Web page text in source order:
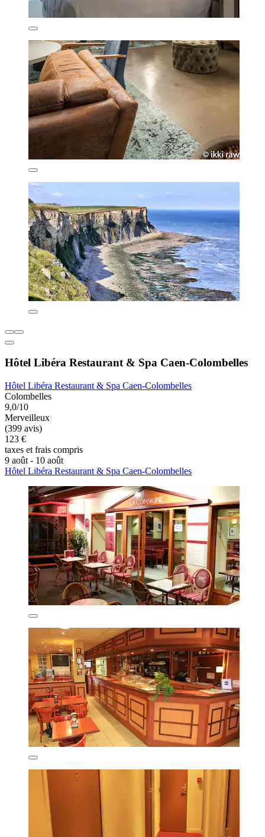
Hôtel Libéra Restaurant & Spa Caen-Colombelles
Hôtel Libéra Restaurant & Spa Caen-Colombelles
Colombelles
9,0/10
Merveilleux
(399 avis)
123 €
taxes et frais compris
9 août - 10 août
Hôtel Libéra Restaurant & Spa Caen-Colombelles